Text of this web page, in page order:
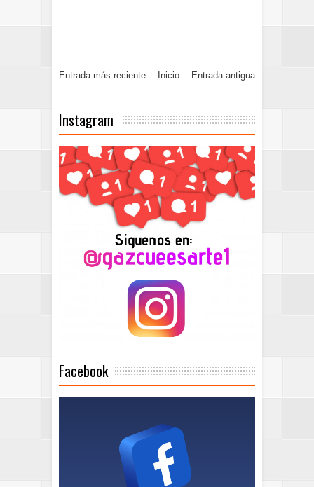
Entrada más reciente Entrada antigua
Inicio
Instagram
Facebook